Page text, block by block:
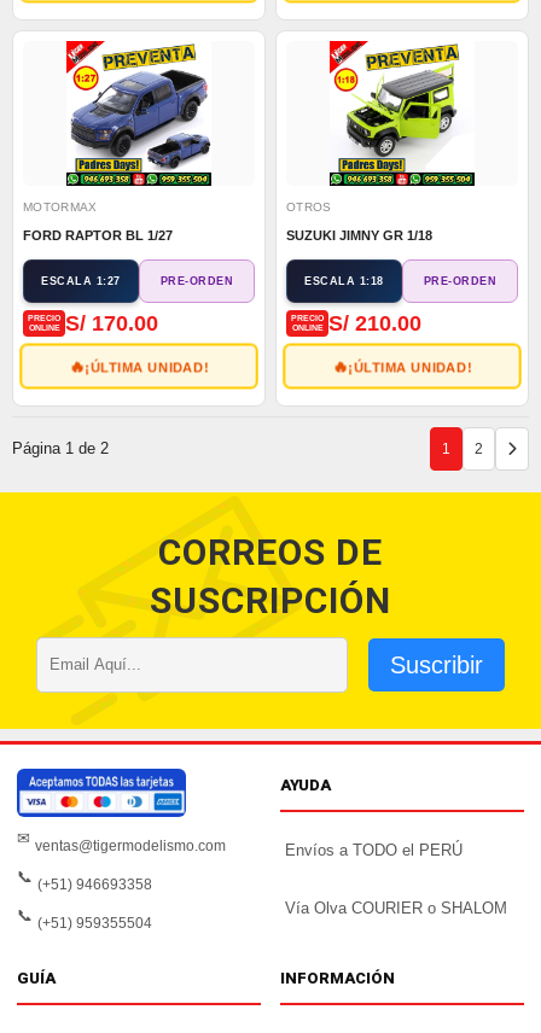
MOTORMAX
FORD RAPTOR BL 1/27
ESCALA 1:27 PRE-ORDEN
PRECIO
ONLINE
S/ 170.00
🔥¡ÚLTIMA UNIDAD!
OTROS
SUZUKI JIMNY GR 1/18
ESCALA 1:18 PRE-ORDEN
PRECIO
ONLINE
S/ 210.00
🔥¡ÚLTIMA UNIDAD!
Página 1 de 2 1 2
CORREOS DE
SUSCRIPCIÓN
Suscribir
✉ ventas@tigermodelismo.com
📞 (+51) 946693358
📞 (+51) 959355504
AYUDA
Envíos a TODO el PERÚ
Vía Olva COURIER o SHALOM
GUÍA INFORMACIÓN